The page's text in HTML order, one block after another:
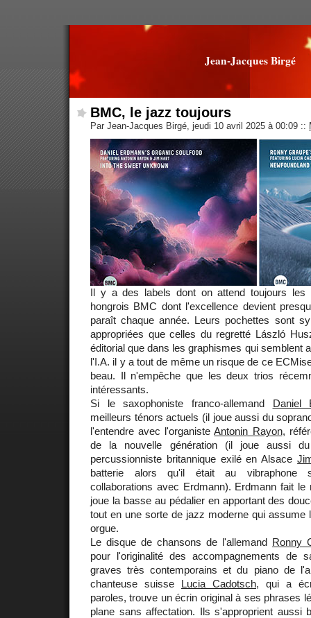
Jean-Jacques Birgé
BMC, le jazz toujours
Par Jean-Jacques Birgé, jeudi 10 avril 2025 à 00:09 ::
Il y a des labels dont on attend toujours les
hongrois BMC dont l'excellence devient
paraît chaque année. Leurs pochettes sont
appropriées que celles du regretté László
éditorial que dans les graphismes qui semblent
l'I.A. il y a tout de même un risque de ce
beau. Il n'empêche que les deux trios
intéressants.
Si le saxophoniste franco-allemand Daniel
meilleurs ténors actuels (il joue aussi du
l'entendre avec l'organisteAntonin Rayon,
de la nouvelle génération (il joue aussi
percussionniste britannique exilé en Alsace
batterie alors qu'il était au vibraphone
collaborations avec Erdmann). Erdmann fait le
joue la basse au pédalier en apportant des
tout en une sorte de jazz moderne qui assume
orgue.
Le disque de chansons de l'allemand Ronny
pour l'originalité des accompagnements de
graves très contemporains et du piano de
chanteuse suisse Lucia Cadotsch, qui a
paroles, trouve un écrin original à ses phrases
plane sans affectation. Ils s'approprient aussi